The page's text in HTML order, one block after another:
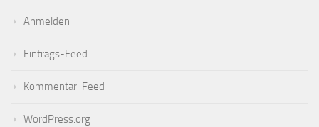
Anmelden
Eintrags-Feed
Kommentar-Feed
WordPress.org